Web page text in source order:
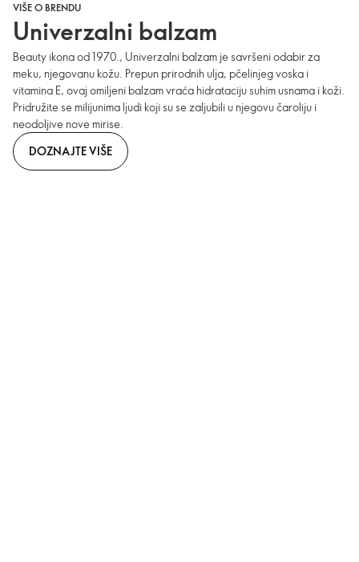
VIŠE O BRENDU
Univerzalni balzam
Beauty ikona od 1970., Univerzalni balzam je savršeni odabir za
meku, njegovanu kožu. Prepun prirodnih ulja, pčelinjeg voska i
vitamina E, ovaj omiljeni balzam vraća hidrataciju suhim usnama i koži.
Pridružite se milijunima ljudi koji su se zaljubili u njegovu čaroliju i
neodoljive nove mirise.
DOZNAJTE VIŠE